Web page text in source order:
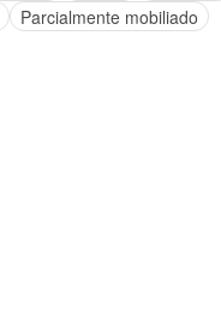
Parcialmente mobiliado